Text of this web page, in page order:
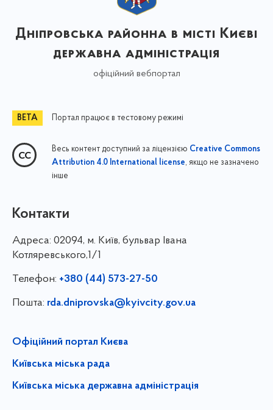
Дніпровська районна в місті Києві
державна адміністрація
офіційний вебпортал
Портал працює в тестовому режимі
Весь контент доступний за ліцензією Creative Commons
Attribution 4.0 International license, якщо не зазначено
інше
Контакти
Адреса: 02094, м. Київ, бульвар Івана
Котляревського,1/1
Телефон: +380 (44) 573-27-50
Пошта: rda.dniprovska@kyivcity.gov.ua
Офіційний портал Києва
Київська міська рада
Київська міська державна адміністрація